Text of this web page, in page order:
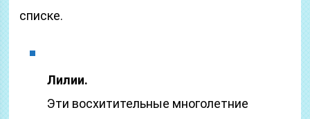
списке.
Лилии.
Эти восхитительные многолетние